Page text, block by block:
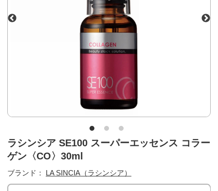
ラシンシア SE100 スーパーエッセンス コラー
ゲン〈CO〉30ml
ブランド： LA SINCIA（ラシンシア）